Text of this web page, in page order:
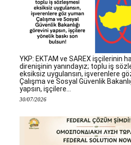
YKP: EKTAM ve SAREX işçilerinin
direnişinin yanındayız; toplu iş
eksiksiz uygulansın, işverenlere
Çalışma ve Sosyal Güvenlik
yapsın, işçilere...
30/07/2026